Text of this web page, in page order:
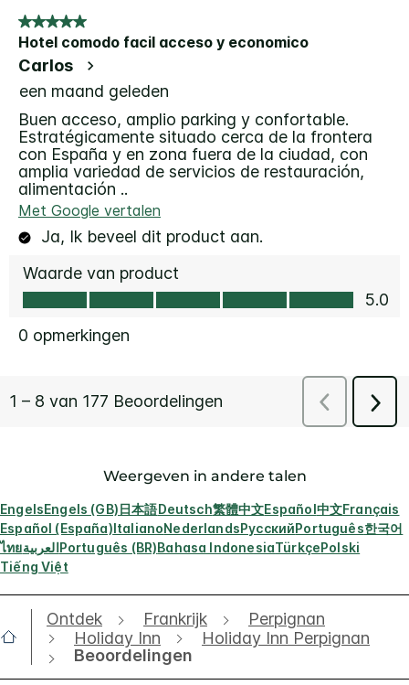
Weergeven in andere talen
EngelsEngels (GB)日本語Deutsch繁體中文Español中文Français
Español (España)ItalianoNederlandsРусскийPortuguês한국어
ไทยالعربيةPortuguês (BR)Bahasa IndonesiaTürkçePolski
Tiếng Việt
Ontdek Frankrijk
Perpignan
Holiday Inn
Holiday Inn Perpignan
Beoordelingen